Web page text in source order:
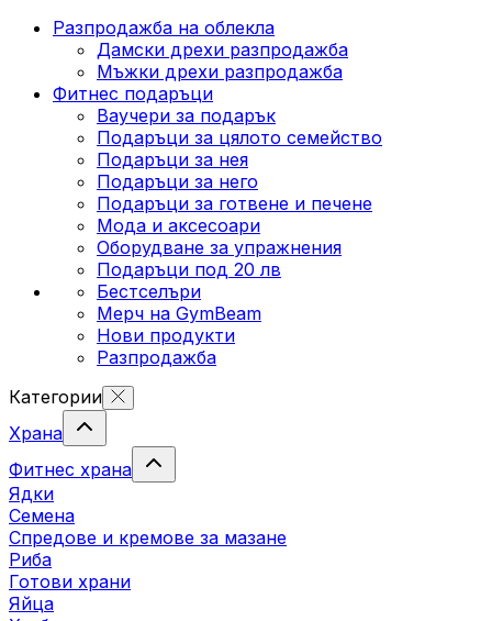
Разпродажба на облекла
Дамски дрехи разпродажба
Мъжки дрехи разпродажба
Фитнес подаръци
Ваучери за подарък
Подаръци за цялото семейство
Подаръци за нея
Подаръци за него
Подаръци за готвене и печене
Мода и аксесоари
Оборудване за упражнения
Подаръци под 20 лв
Бестселъри
Мерч на GymBeam
Нови продукти
Разпродажба
Категории
Храна
Фитнес храна
Ядки
Семена
Спредове и кремове за мазане
Риба
Готови храни
Яйца